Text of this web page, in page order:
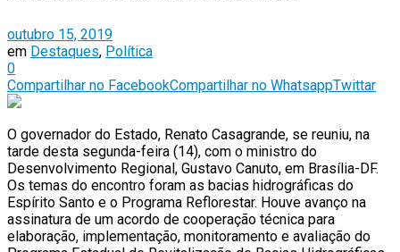
outubro 15, 2019
em Destaques, Política
0
Compartilhar no FacebookCompartilhar no WhatsappTwittar
O governador do Estado, Renato Casagrande, se reuniu, na
tarde desta segunda-feira (14), com o ministro do
Desenvolvimento Regional, Gustavo Canuto, em Brasília-DF.
Os temas do encontro foram as bacias hidrográficas do
Espírito Santo e o Programa Reflorestar. Houve avanço na
assinatura de um acordo de cooperação técnica para
elaboração, implementação, monitoramento e avaliação do